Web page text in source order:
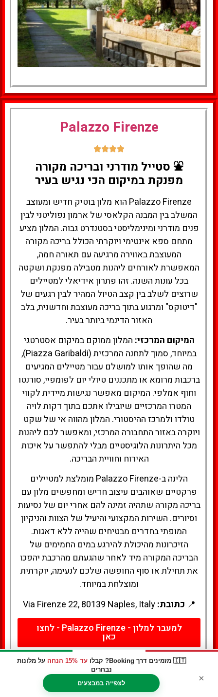
🇮🇹 מזמינים דרך Booking? קבלו עד 15% הנחה
על מלונות
נבחרים
לצפייה במבצעים
×
למעבר למלון
כאן
Palazzo Firenze
⛲ סטייל מודרני ובריכה מקורה
מפנקת במיקום הכי נגיש בעיר
Palazzo Firenze הוא מלון בוטיק חדיש ומעוצב
המשלב בין המבנה הקלאסי של ארמון נפוליטני לבין
פנים מודרני ומינימליסטי בסטנדרט גבוה. המלון מציע
מתחם ספא אינטימי ויוקרתי הכולל בריכה מקורה
המעוצבת באווירה מרגיעה עם תאורה חמה,
המאפשרת לאורחים ליהנות מטבילה מפנקת ושקטה
בכל עונות השנה. זהו פתרון אידיאלי למטיילים
שרוצים לשלב בין קצב הטיול המהיר לבין רגעים של
"דיטוקס" ומרגוע בתוך בריכה מעוצבת וחדשנית, בלב
האזור הדינמי ביותר בעיר.
המיקום המרכזי: המלון ממוקם במיקום אסטרטגי
במיוחד, סמוך לתחנה המרכזית (Piazza Garibaldi),
מה שהופך אותו למושלם עבור מטיילים המגיעים
ברכבות מרומא או מתכננים טיולי יום לפומפיי, סורנטו
וחוף אמלפי. המיקום מאפשר נגישות מיידית לקווי
המטרו המרכזיים שיובילו אתכם בתוך דקות לויה
טולדו ולמרכז ההיסטורי. המלון מהווה אי של שקט
ויוקרה באזור התחבורה המרכזי, ומאפשר לכם ליהנות
מכל היתרונות הלוגיסטיים מבלי להתפשר על איכות
האירוח וחוויית הבריכה.
הלינה ב-Palazzo Firenze מומלצת למטיילים
פרקטיים שאוהבים עיצוב חדיש ומחפשים מלון עם
בריכה מקורה שתהיה זמינה להם אחרי יום של נסיעות
וסיורים. השירות המקצועי והיעיל של הצוות והניקיון
המופתי בחדרים מבטיחים שהייה ללא דאגות.
הזיכרונות מהיכולת להירגע במים החמימים של
הבריכה המקורה מיד לאחר שהגעתם מהרכבת יהפכו
את תחילת או סוף החופשה שלכם לנעימה, יוקרתית
ומוצלחת במיוחד.
📍 כתובת:Via Firenze 22, 80139 Naples, Italy
למעבר למלון - Palazzo Firenze - לחצו
כאן